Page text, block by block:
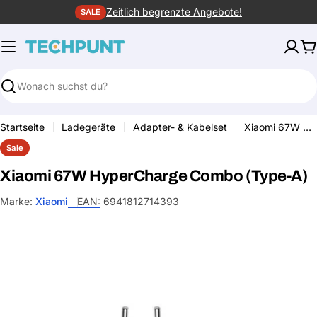
Inhalt
springen
SALE Zeitlich begrenzte Angebote!
Suchen
Startseite Ladegeräte Adapter- & Kabelset Xiaomi 67W HyperCharge Combo (Type-A)
Sale
Xiaomi 67W HyperCharge Combo (Type-A)
Marke: Xiaomi EAN: 6941812714393